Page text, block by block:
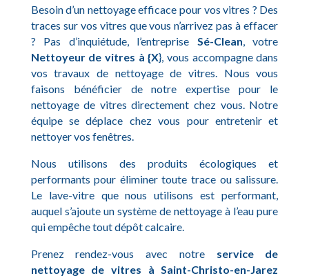
Besoin d’un nettoyage efficace pour vos vitres ? Des
traces sur vos vitres que vous n’arrivez pas à effacer
? Pas d’inquiétude, l’entreprise Sé-Clean, votre
Nettoyeur de vitres à {X}, vous accompagne dans
vos travaux de nettoyage de vitres. Nous vous
faisons bénéficier de notre expertise pour le
nettoyage de vitres directement chez vous. Notre
équipe se déplace chez vous pour entretenir et
nettoyer vos fenêtres.
Nous utilisons des produits écologiques et
performants pour éliminer toute trace ou salissure.
Le lave-vitre que nous utilisons est performant,
auquel s’ajoute un système de nettoyage à l’eau pure
qui empêche tout dépôt calcaire.
Prenez rendez-vous avec notre service de
nettoyage de vitres à Saint-Christo-en-Jarez